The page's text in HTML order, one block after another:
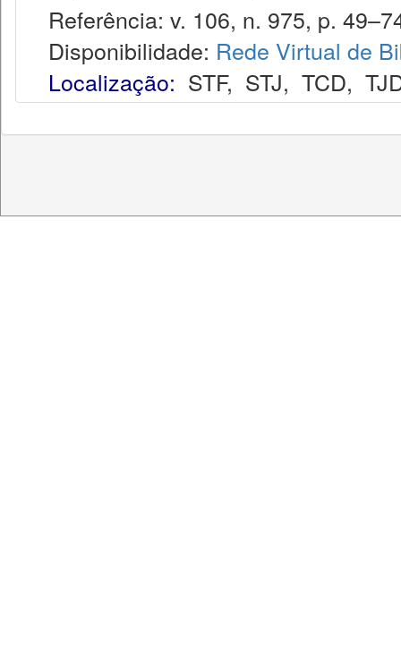
Referência: v. 106, n. 975, p.
Disponibilidade: Rede Virtual de
Localização: STF, STJ, TCD,